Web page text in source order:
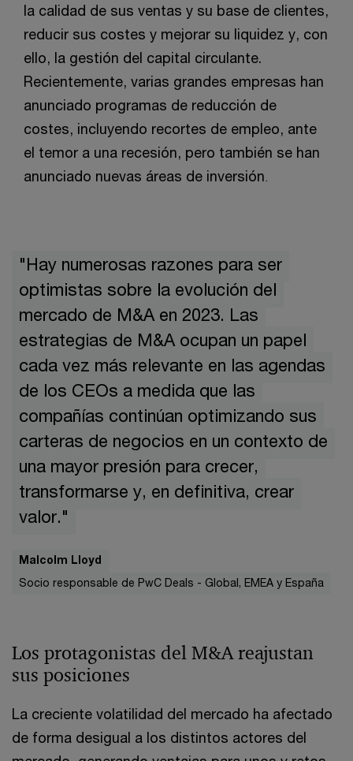
la calidad de sus ventas y su base de clientes,
reducir sus costes y mejorar su liquidez y, con
ello, la gestión del capital circulante.
Recientemente, varias grandes empresas han
anunciado programas de reducción de
costes, incluyendo recortes de empleo, ante
el temor a una recesión, pero también se han
anunciado nuevas áreas de inversión
"Hay numerosas razones para ser
optimistas sobre la evolución del
mercado de M&A en 2023. Las
estrategias de M&A ocupan un papel
cada vez más relevante en las agendas
de los CEOs a medida que las
compañías continúan optimizando sus
carteras de negocios en un contexto de
una mayor presión para crecer,
transformarse y, en definitiva, crear
valor."
Malcolm Lloyd
Socio responsable de PwC Deals - Global, EMEA y España
Los protagonistas del M&A reajustan
sus posiciones
La creciente volatilidad del mercado ha afectado
de forma desigual a los distintos actores del